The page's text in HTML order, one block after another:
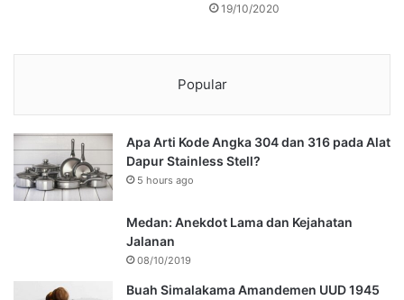
19/10/2020
Popular
Apa Arti Kode Angka 304 dan 316 pada Alat
Dapur Stainless Stell?
5 hours ago
Medan: Anekdot Lama dan Kejahatan
Jalanan
08/10/2019
Buah Simalakama Amandemen UUD 1945